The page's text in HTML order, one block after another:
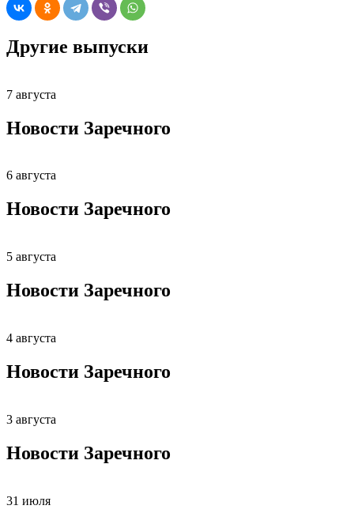
Другие выпуски
7 августа
Новости Заречного
6 августа
Новости Заречного
5 августа
Новости Заречного
4 августа
Новости Заречного
3 августа
Новости Заречного
31 июля